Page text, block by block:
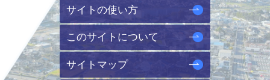
サイトの使い方
このサイトについて
サイトマップ